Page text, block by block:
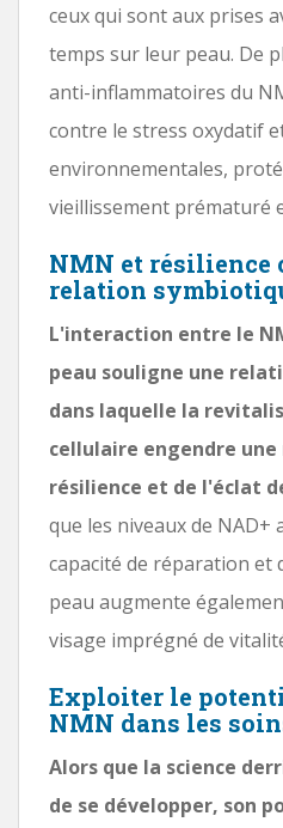
ceux qui sont aux prises
temps sur leur peau. De
anti-inflammatoires du
contre le stress oxydatif
environnementales,
vieillissement prématuré
NMN et résilience
relation
L'interaction entre le
peau souligne une
dans laquelle la
cellulaire engendre une
résilience et de l'éclat
que les niveaux de NAD+
capacité de réparation et
peau augmente
visage imprégné de
Exploiter le
NMN dans les
Alors que la science
de se développer, son